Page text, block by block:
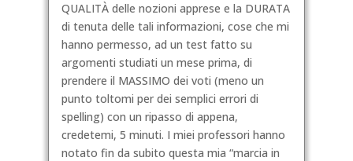
QUALITÀ delle nozioni apprese e la DURATA
di tenuta delle tali informazioni, cose che mi
hanno permesso, ad un test fatto su
argomenti studiati un mese prima, di
prendere il MASSIMO dei voti (meno un
punto toltomi per dei semplici errori di
spelling) con un ripasso di appena,
credetemi, 5 minuti. I miei professori hanno
notato fin da subito questa mia “marcia in